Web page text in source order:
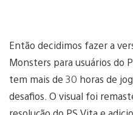
Então decidimos fazer a
Monsters para usuários do
tem mais de 30 horas de
desafios. O visual foi